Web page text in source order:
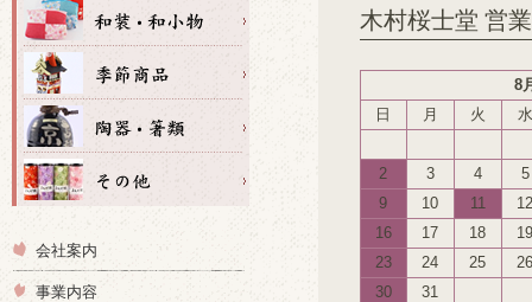
木村桜士堂 営
8
日
月 火 水
2 3 4
5
9
10 11
12
16
17 18
19
23
24 25
26
30
31
会社案内
事業内容